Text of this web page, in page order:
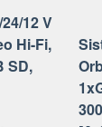
12 V
Hi-Fi,
SD,